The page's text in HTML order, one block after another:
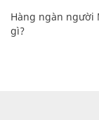
Hàng ngàn người
gì?